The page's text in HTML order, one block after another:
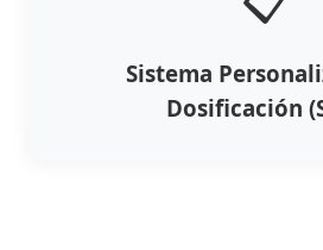
Sistema
Dosificación